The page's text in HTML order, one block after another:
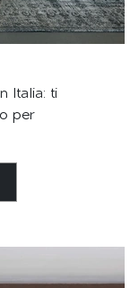
Italia: ti
per